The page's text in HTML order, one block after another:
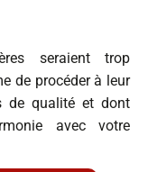
seraient trop
de procéder à leur
de qualité et dont
avec votre